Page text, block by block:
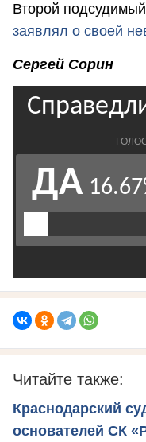
Второй
заявлял о своей
Сергей Сорин
Читайте также:
Краснодарский
основателей СК